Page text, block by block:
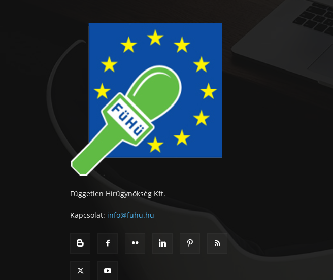
Független Hírügynökség Kft.
Kapcsolat: info@fuhu.hu